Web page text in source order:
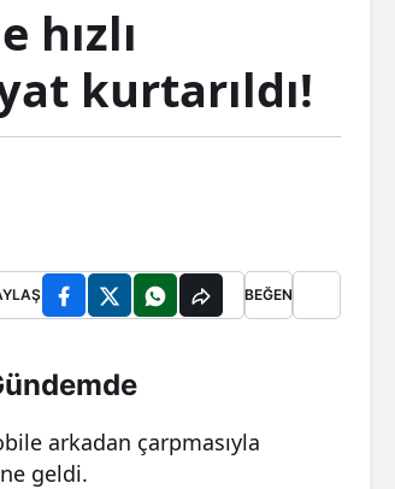
hızlı
kurtarıldı!
BEĞEN
arkadan çarpmasıyla
geldi.